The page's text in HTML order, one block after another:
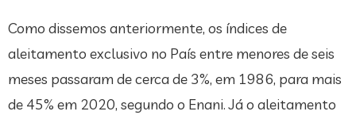
Como dissemos anteriormente, os índices de
aleitamento exclusivo no País entre menores de seis
meses passaram de cerca de 3%, em 1986, para mais
de 45% em 2020, segundo o Enani. Já o aleitamento